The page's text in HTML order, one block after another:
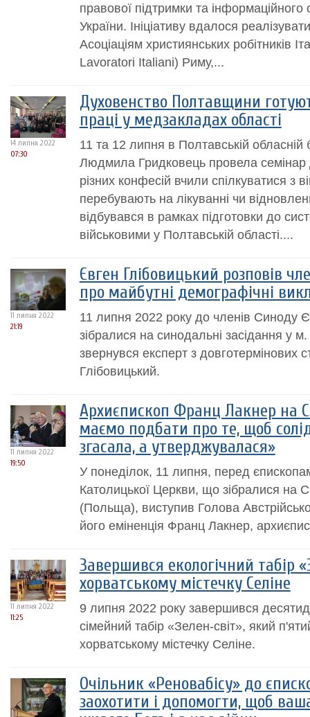
правової підтримки та
України. Ініціативу вдалося
Асоціаціям християнських робітників
Lavoratori Italiani) Риму,...
14 липня 2022
07:30
Духовенство Полтавщини
праці у медзакладах області
11 та 12 липня в Полтавській обласній
Людмила Гридковець провела семінар
різних конфесій вчили спілкуватися з
перебувають на лікуванні чи
відбувався в рамках підготовки до
військовими у Полтавській області....
11 липня 2022
21:19
Євген Глібовицький розповів
про майбутні демографічні
11 липня 2022 року до членів Синоду
зібралися на синодальні засідання у
звернувся експерт з довготермінових
Глібовицький.
11 липня 2022
19:50
Архиєпископ Франц Лакнер на
маємо подбати про те, щоб
згасала, а утверджувалася»
У понеділок, 11 липня, перед
Католицької Церкви, що зібралися на
(Польща), виступив Голова
його еміненція Франц Лакнер,
11 липня 2022
11:25
Завершився екологічний табір
хорватському містечку Селіне
9 липня 2022 року завершився
сімейний табір «Зелен-світ», який
хорватському містечку Селіне.
Очільник «Реновабісу» до
заохотити і допомогти, щоб